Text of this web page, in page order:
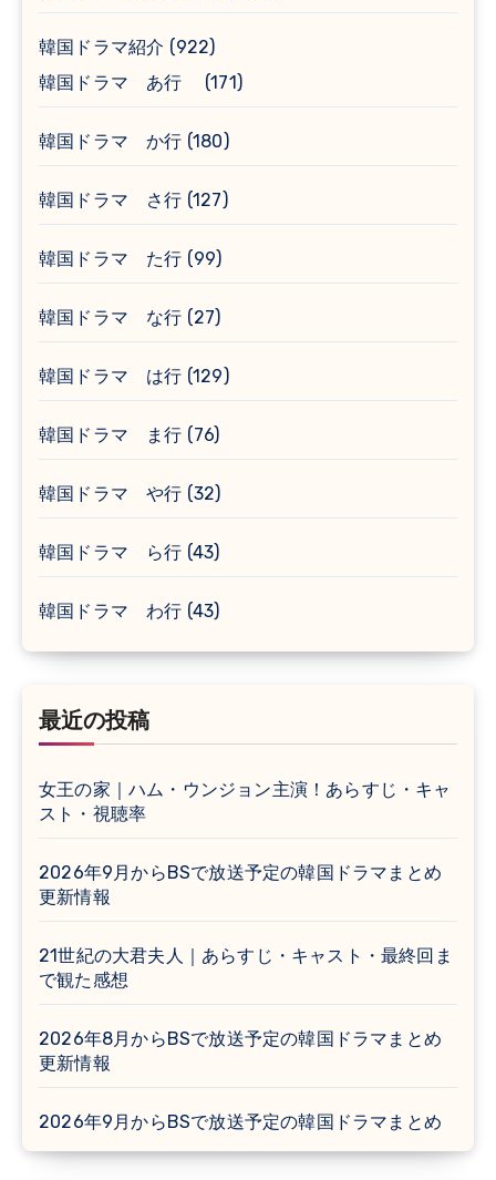
韓国ドラマ紹介 (922)
韓国ドラマ あ行
(171)
韓国ドラマ か行 (180)
韓国ドラマ さ行 (127)
韓国ドラマ た行 (99)
韓国ドラマ な行 (27)
韓国ドラマ は行 (129)
韓国ドラマ ま行 (76)
韓国ドラマ や行 (32)
韓国ドラマ ら行 (43)
韓国ドラマ わ行 (43)
最近の投稿
女王の家｜ハム・ウンジョン主演！あらすじ・キャ
スト・視聴率
2026年9月からBSで放送予定の韓国ドラマまとめ
更新情報
21世紀の大君夫人｜あらすじ・キャスト・最終回ま
で観た感想
2026年8月からBSで放送予定の韓国ドラマまとめ
更新情報
2026年9月からBSで放送予定の韓国ドラマまとめ